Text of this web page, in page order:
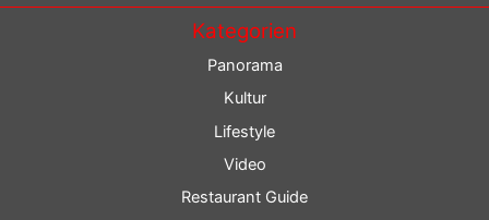
Kategorien
Panorama
Kultur
Lifestyle
Video
Restaurant Guide